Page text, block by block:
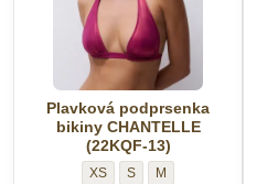
Plavková podprsenka
bikiny CHANTELLE
(22KQF-13)
Plavková
XS
Plavková
S
Plavková
M